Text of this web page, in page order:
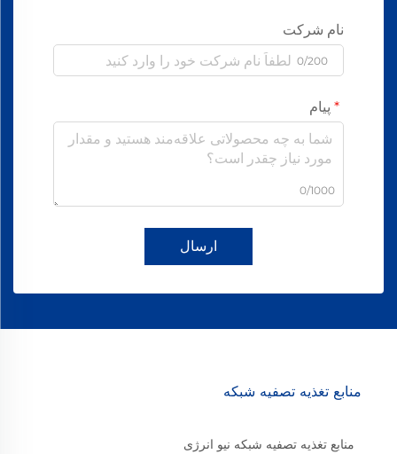
نام شرکت
0/200
پیام
0/1000
ارسال
منابع تغذیه تصفیه شبکه
منابع تغذیه تصفیه شبکه نیو انرژی